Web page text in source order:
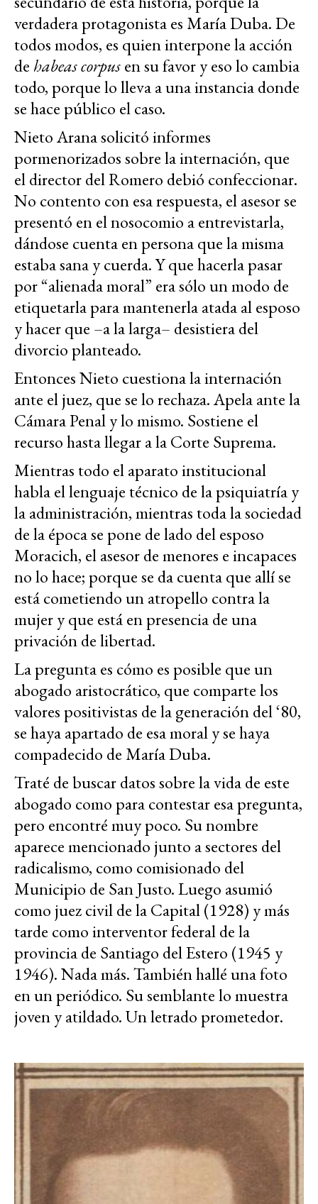
verdadera protagonista es María Duba. De
todos modos, es quien interpone la acción
de habeas corpusen su favor y eso lo cambia
todo, porque lo lleva a una instancia donde
se hace público el caso.
Nieto Arana solicitó informes
pormenorizados sobre la internación, que
el director del Romero debió confeccionar.
No contento con esa respuesta, el asesor se
presentó en el nosocomio a entrevistarla,
dándose cuenta en persona que la misma
estaba sana y cuerda. Y que hacerla pasar
por “alienada moral” era sólo un modo de
etiquetarla para mantenerla atada al esposo
y hacer que –a la larga– desistiera del
divorcio planteado.
Entonces Nieto cuestiona la internación
ante el juez, que se lo rechaza. Apela ante la
Cámara Penal y lo mismo. Sostiene el
recurso hasta llegar a la Corte Suprema.
Mientras todo el aparato institucional
habla el lenguaje técnico de la psiquiatría y
la administración, mientras toda la sociedad
de la época se pone de lado del esposo
Moracich, el asesor de menores e incapaces
no lo hace; porque se da cuenta que allí se
está cometiendo un atropello contra la
mujer y que está en presencia de una
privación de libertad.
La pregunta es cómo es posible que un
abogado aristocrático, que comparte los
valores positivistas de la generación del ‘80,
se haya apartado de esa moral y se haya
compadecido de María Duba.
Traté de buscar datos sobre la vida de este
abogado como para contestar esa pregunta,
pero encontré muy poco. Su nombre
aparece mencionado junto a sectores del
radicalismo, como comisionado del
Municipio de San Justo. Luego asumió
como juez civil de la Capital (1928) y más
tarde como interventor federal de la
provincia de Santiago del Estero (1945 y
1946). Nada más. También hallé una foto
en un periódico. Su semblante lo muestra
joven y atildado. Un letrado prometedor.